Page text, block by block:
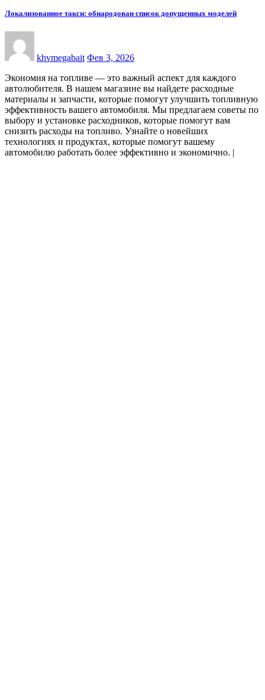
Локализованное такси: обнародован список допущенных моделей
khvmegabait Фев 3, 2026
Экономия на топливе — это важный аспект для каждого
автолюбителя. В нашем магазине вы найдете расходные
материалы и запчасти, которые помогут улучшить топливную
эффективность вашего автомобиля. Мы предлагаем советы по
выбору и установке расходников, которые помогут вам
снизить расходы на топливо. Узнайте о новейших
технологиях и продуктах, которые помогут вашему
автомобилю работать более эффективно и экономично. |